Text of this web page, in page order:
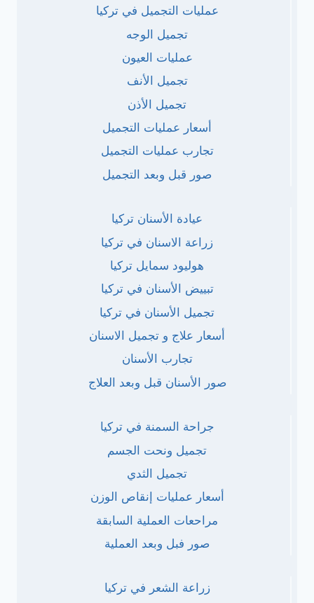
عمليات التجميل في تركيا
تجميل الوجه
عمليات العيون
تجميل الأنف
تجميل الأذن
أسعار عمليات التجميل
تجارب عمليات التجميل
صور قبل وبعد التجميل
عيادة الأسنان تركيا
زراعة الاسنان في تركيا
هوليود سمايل تركيا
تبييض الأسنان في تركيا
تجميل الأسنان في تركيا
أسعار علاج و تجميل الاسنان
تجارب الأسنان
صور الأسنان قبل وبعد العلاج
جراحة السمنة في تركيا
تجميل ونحت الجسم
تجميل الثدي
أسعار عمليات إنقاص الوزن
مراحعات العملية السابقة
صور فبل وبعد العملية
زراعة الشعر في تركيا